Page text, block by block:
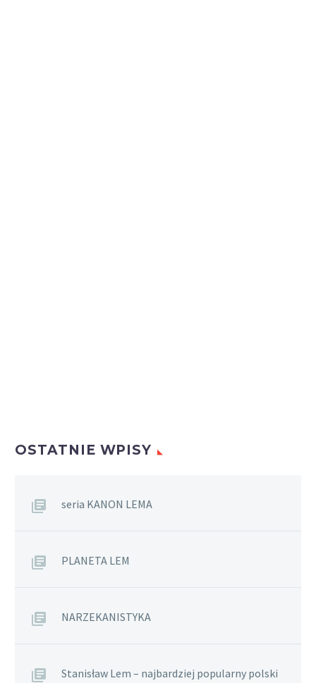
OSTATNIE WPISY
seria KANON LEMA
PLANETA LEM
NARZEKANISTYKA
Stanisław Lem – najbardziej popularny polski